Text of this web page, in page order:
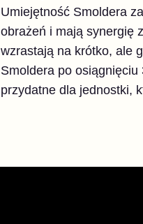
Umiejętność Smoldera
obrażeń i mają synergię
wzrastają na krótko, ale
Smoldera po
przydatne dla jednostki,